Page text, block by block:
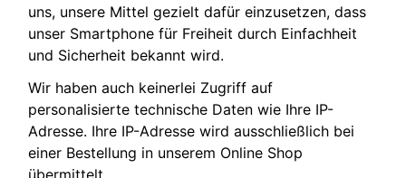
uns, unsere Mittel gezielt dafür einzusetzen, dass
unser Smartphone für Freiheit durch Einfachheit
und Sicherheit bekannt wird.
Wir haben auch keinerlei Zugriff auf
personalisierte technische Daten wie Ihre IP-
Adresse. Ihre IP-Adresse wird ausschließlich bei
einer Bestellung in unserem Online Shop
übermittelt.